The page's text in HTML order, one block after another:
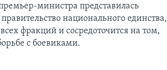
министра представилась
национального единства,
фракций и сосредоточится на том,
с боевиками.